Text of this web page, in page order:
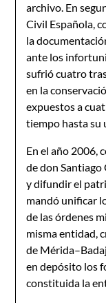
archivo. En
Civil Española,
la
ante los
sufrió cuatro
en la
expuestos a
tiempo hasta su
En el año 2006,
de don
y difundir el
mandó unificar
de las órdenes
misma entidad,
de
en depósito los
constituida la